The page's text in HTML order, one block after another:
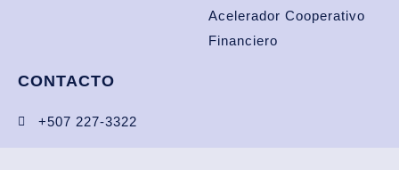
Acelerador Cooperativo
Financiero
CONTACTO
+507 227-3322